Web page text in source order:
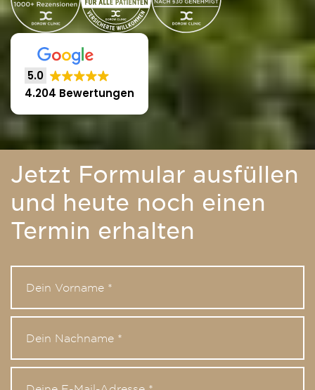
5.0
4.204 Bewertungen
Jetzt Formular ausfüllen
und heute noch einen
Termin erhalten